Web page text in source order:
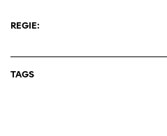
REGIE:
TAGS